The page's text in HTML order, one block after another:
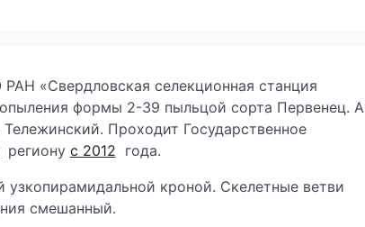
«Свердловская селекционная станция
опыления формы 2-39 пыльцой сорта Первенец.
Проходит Государственное
региону с 2012 года.
узкопирамидальной кроной. Скелетные ветви
смешанный.